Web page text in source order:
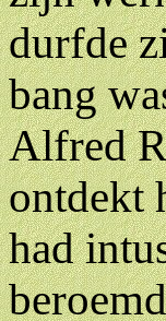
durfde
bang
Alfred
ontdekt
had